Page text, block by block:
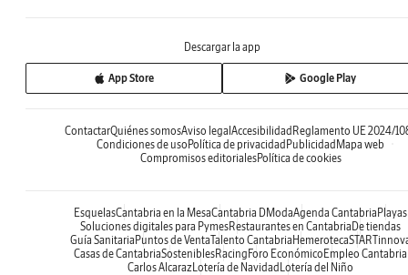
Descargar la app
App Store Google Play
ContactarQuiénes somosAviso legalAccesibilidadReglamento UE 2024/
Condiciones de usoPolítica de privacidadPublicidadMapa web
Compromisos editorialesPolítica de cookies
EsquelasCantabria en la MesaCantabria DModaAgenda CantabriaPlayas
Soluciones digitales para PymesRestaurantes en CantabriaDe tiendas
Guía SanitariaPuntos de VentaTalento CantabriaHemeroteca
Casas de CantabriaSosteniblesRacingForo EconómicoEmpleo Cantabria
Carlos AlcarazLotería de NavidadLotería del Niño